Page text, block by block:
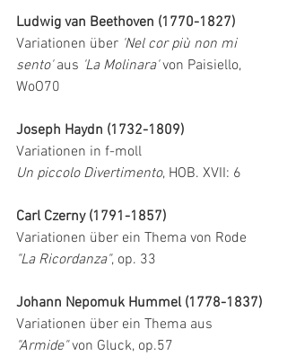
Ludwig van Beethoven (1770-1827)
Variationen über 'Nel cor più non mi
sento' aus 'La Molinara' von Paisiello,
WoO70
Joseph Haydn (1732-1809)
Variationen in f-moll
Un piccolo Divertimento, HOB. XVII: 6
Carl Czerny (1791-1857)
Variationen über ein Thema von Rode
"La Ricordanza", op. 33
Johann Nepomuk Hummel (1778-1837)
Variationen über ein Thema aus
"Armide" von Gluck, op.57